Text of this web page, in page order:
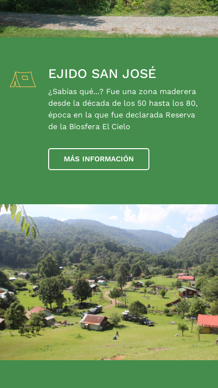
EJIDO SAN JOSÉ
¿Sabias qué...? Fue una zona maderera
desde la década de los 50 hasta los 80,
época en la que fue declarada Reserva
de la Biosfera El Cielo
MÁS INFORMACIÓN